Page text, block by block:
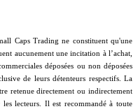
Caps Trading ne constituent qu'une
aucunement une incitation à l’achat,
déposées ou non déposées
de leurs détenteurs respectifs. La
retenue directement ou indirectement
lecteurs. Il est recommandé à toute